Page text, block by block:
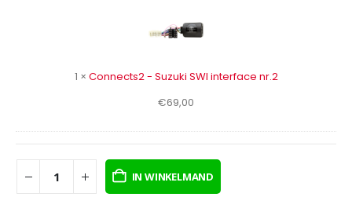
Agila
Astin
SWI
nr.2
1 × Connects2 - Suzuki SWI interface nr.2
€69,00
IN WINKELMAND